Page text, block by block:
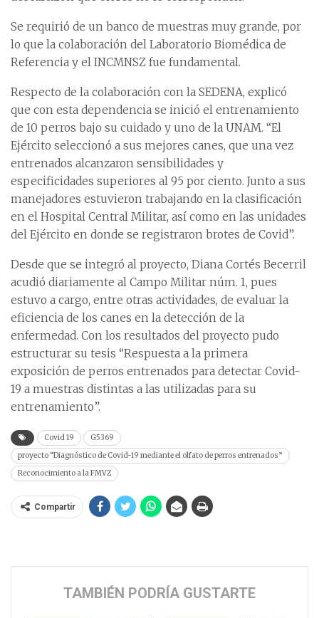
Se requirió de un banco de muestras muy grande, por
lo que la colaboración del Laboratorio Biomédica de
Referencia y el INCMNSZ fue fundamental.
Respecto de la colaboración con la SEDENA, explicó
que con esta dependencia se inició el entrenamiento
de 10 perros bajo su cuidado y uno de la UNAM. “El
Ejército seleccionó a sus mejores canes, que una vez
entrenados alcanzaron sensibilidades y
especificidades superiores al 95 por ciento. Junto a sus
manejadores estuvieron trabajando en la clasificación
en el Hospital Central Militar, así como en las unidades
del Ejército en donde se registraron brotes de Covid”.
Desde que se integró al proyecto, Diana Cortés Becerril
acudió diariamente al Campo Militar núm. 1, pues
estuvo a cargo, entre otras actividades, de evaluar la
eficiencia de los canes en la detección de la
enfermedad. Con los resultados del proyecto pudo
estructurar su tesis “Respuesta a la primera
exposición de perros entrenados para detectar Covid-
19 a muestras distintas a las utilizadas para su
entrenamiento”.
Covid 19
G5369
proyecto “Diagnóstico de Covid-19 mediante el olfato de perros entrenados”
Reconocimiento a la FMVZ
Compartir
TAMBIÉN PODRÍA GUSTARTE